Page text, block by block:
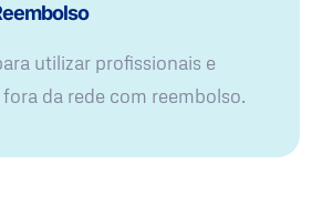
utilizar profissionais e
da rede com reembolso.